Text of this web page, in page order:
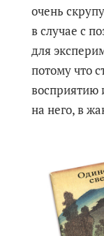
очень
в случае с
для
потому что
восприятию
на него, в